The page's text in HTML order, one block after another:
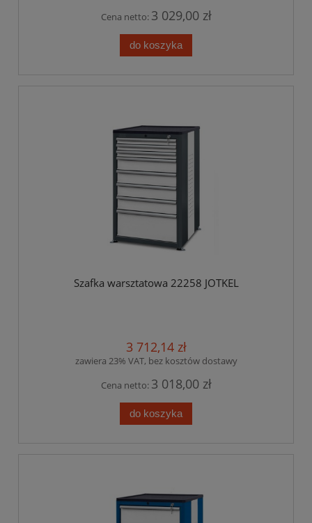
Cena netto: 3 029,00 zł
do koszyka
Szafka warsztatowa 22258 JOTKEL
3 712,14 zł
zawiera 23% VAT, bez kosztów dostawy
Cena netto: 3 018,00 zł
do koszyka